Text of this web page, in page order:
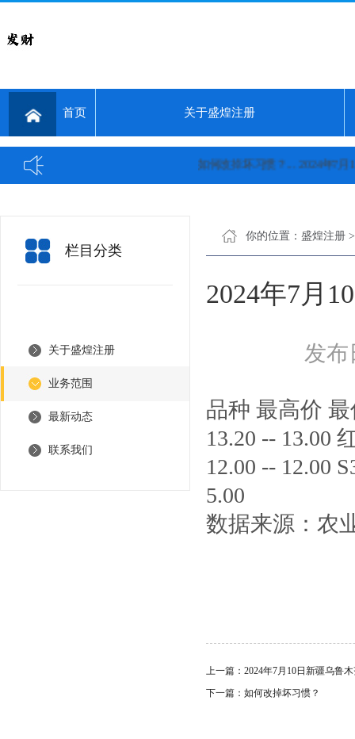
首页 关于盛煌注册
如何改掉坏习惯？... 2024年7月10
栏目分类
关于盛煌注册
业务范围
最新动态
联系我们
你的位置： 盛煌注册
2024年7月
发布
品种 最高价 最
13.20 -- 13.00
12.00 -- 12.00
5.00
数据来源：农
上一篇： 2024年7月10日新疆乌鲁
下一篇： 如何改掉坏习惯？